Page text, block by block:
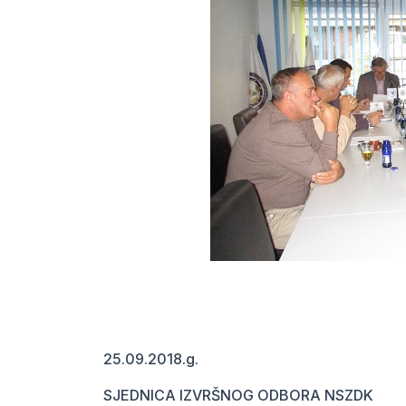
25.09.2018.g.
SJEDNICA IZVRŠNOG ODBORA NSZDK